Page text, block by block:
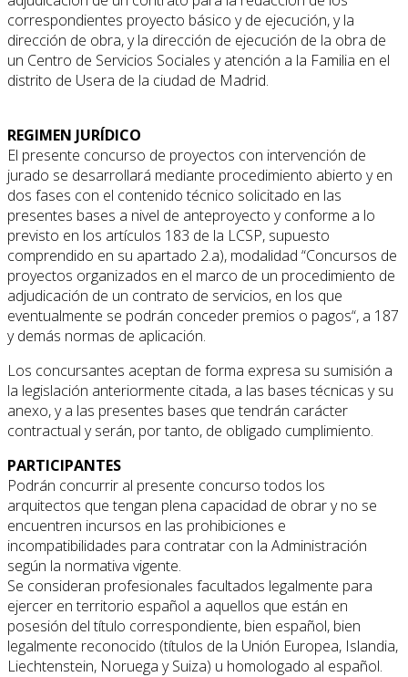
correspondientes proyecto básico y de ejecución, y la
dirección de obra, y la dirección de ejecución de la obra de
un Centro de Servicios Sociales y atención a la Familia en el
distrito de Usera de la ciudad de Madrid.
REGIMEN JURÍDICO
El presente concurso de proyectos con intervención de
jurado se desarrollará mediante procedimiento abierto y en
dos fases con el contenido técnico solicitado en las
presentes bases a nivel de anteproyecto y conforme a lo
previsto en los artículos 183 de la LCSP, supuesto
comprendido en su apartado 2.a), modalidad “Concursos de
proyectos organizados en el marco de un procedimiento de
adjudicación de un contrato de servicios, en los que
eventualmente se podrán conceder premios o pagos“, a 187
y demás normas de aplicación.
Los concursantes aceptan de forma expresa su sumisión a
la legislación anteriormente citada, a las bases técnicas y su
anexo, y a las presentes bases que tendrán carácter
contractual y serán, por tanto, de obligado cumplimiento.
PARTICIPANTES
Podrán concurrir al presente concurso todos los
arquitectos que tengan plena capacidad de obrar y no se
encuentren incursos en las prohibiciones e
incompatibilidades para contratar con la Administración
según la normativa vigente.
Se consideran profesionales facultados legalmente para
ejercer en territorio español a aquellos que están en
posesión del título correspondiente, bien español, bien
legalmente reconocido (títulos de la Unión Europea, Islandia,
Liechtenstein, Noruega y Suiza) u homologado al español.